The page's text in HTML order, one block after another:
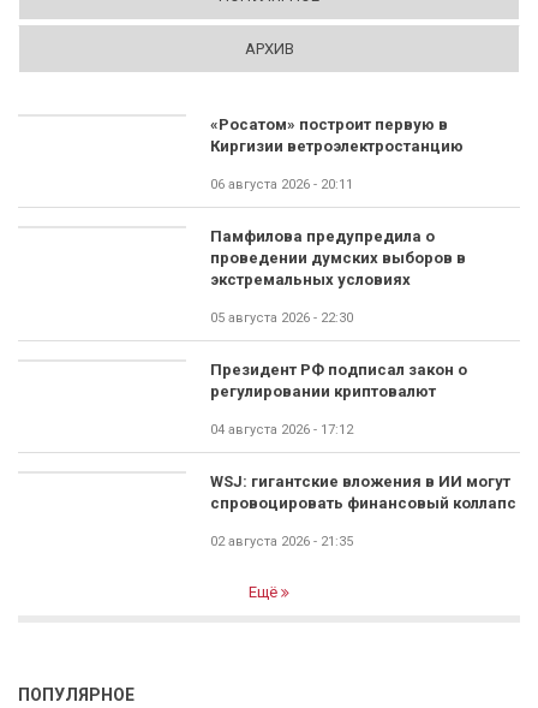
АРХИВ
«Росатом» построит первую в
Киргизии ветроэлектростанцию
06 августа 2026 - 20:11
Памфилова предупредила о
проведении думских выборов в
экстремальных условиях
05 августа 2026 - 22:30
Президент РФ подписал закон о
регулировании криптовалют
04 августа 2026 - 17:12
WSJ: гигантские вложения в ИИ могут
спровоцировать финансовый коллапс
02 августа 2026 - 21:35
Ещё
ПОПУЛЯРНОЕ